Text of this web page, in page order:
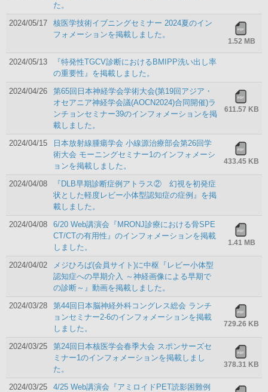
た。
2024/05/17
核医学技術イブニングセミナー 2024夏のイン
フォメーションを掲載しました。
1.52 MB
2024/05/13
『特発性TGCV診断におけるBMIPP洗い出し率
の重要性』を掲載しました。
2024/04/26
第65回日本神経学会学術大会(第19回アジア・
オセアニア神経学会議(AOCN2024)合同開催)ラ
ンチョンセミナー39のインフォメーションを掲
載しました。
611.57 KB
2024/04/15
日本放射線腫瘍学会 小線源治療部会第26回学
術大会 モーニングセミナー1のインフォメーシ
ョンを掲載しました。
433.45 KB
2024/04/08
『DLB早期診断症例アトラス② 幻視を初発症
状とした軽度レビー小体型認知症の症例』を掲
載しました。
2024/04/08
6/20 Web講演会『MRONJ診療における骨SPE
CT/CTの有用性』のインフォメーションを掲載
しました。
1.41 MB
2024/04/02
メジひろば(会員サイト)に中枢『レビー小体型
認知症への早期介入 ～神経画像による早期で
の診断～』動画を掲載しました。
2024/03/28
第44回日本脳神経外科コングレス総会 ランチ
ョンセミナー2-6のインフォメーションを掲載
しました。
729.26 KB
2024/03/25
第24回日本核医学会春季大会 スポンサーズセ
ミナー1のインフォメーションを掲載しまし
た。
378.31 KB
2024/03/25
4/25 Web講演会『アミロイドPET読影困難例